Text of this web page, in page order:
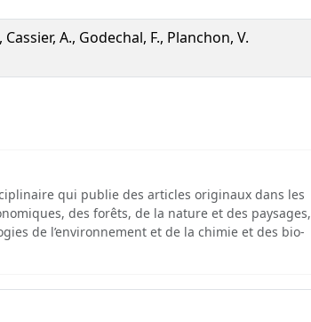
Cassier, A., Godechal, F., Planchon, V.
qui publie des articles originaux dans les
des forêts, de la nature et des paysages,
de l’environnement et de la chimie et des bio-